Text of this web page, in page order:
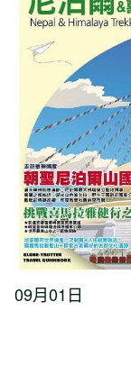
09月01日